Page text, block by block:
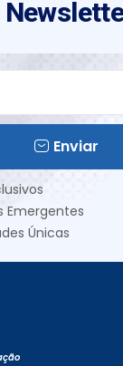
Enviar
Emergentes
Únicas